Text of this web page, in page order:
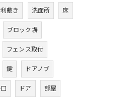
敷き 洗面所 床
ブロック塀
フェンス取付
鍵 ドアノブ
ドア 部屋